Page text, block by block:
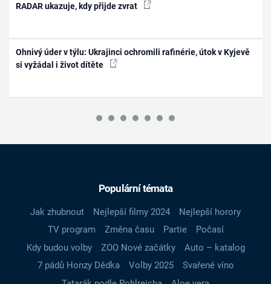
RADAR ukazuje, kdy přijde zvrat
Ohnivý úder v týlu: Ukrajinci ochromili rafinérie, útok v Kyjevě
si vyžádal i život dítěte
Populární témata
Jak zhubnout Nejlepší filmy 2024
Nejlepší horory
TV program
Změna času Partie
Počasí
Kdy budou volby
ZOO Nové začátky
Auto – katalog
7 pádů Honzy Dědka
Volby 2025
Svařené víno